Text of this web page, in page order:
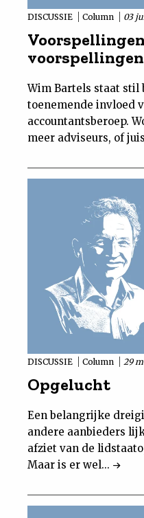
Magazine
Podcast
Dossiers
Nieuwsbrief
DISCUSSIE Column 03
voorspellingen
Wim Bartels staat stil
toenemende invloed
accountantsberoep.
meer adviseurs, of
DISCUSSIE Column 29
Opgelucht
Een belangrijke
andere aanbieders
afziet van de
Maar is er wel...